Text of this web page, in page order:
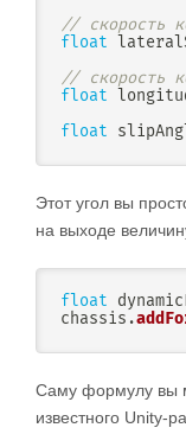
// скорость
float
// скорость
float
float
Этот угол вы
на выходе
float
chassis .
Саму формулу вы
известного Unity-